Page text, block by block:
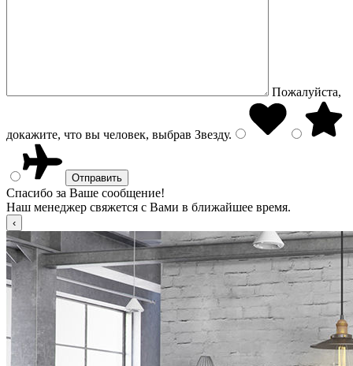
Пожалуйста,
докажите, что вы человек, выбрав Звезду.
Спасибо за Ваше сообщение!
Наш менеджер свяжется с Вами в ближайшее время.